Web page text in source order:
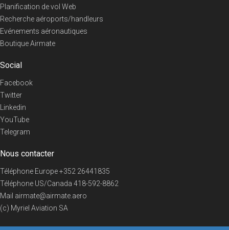
Planification de vol Web
Recherche aéroports/handleurs
Evénements aéronautiques
Boutique Airmate
Social
Facebook
Twitter
Linkedin
YouTube
Telegram
Nous contacter
Téléphone Europe+352 26441835
Téléphone US/Canada 418-592-8862
Mail airmate@airmate.aero
(c) Myriel Aviation SA